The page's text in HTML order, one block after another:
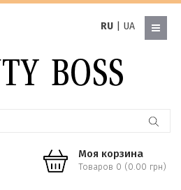
RU| UA
Моя корзина
Товаров 0 (0.00 грн)